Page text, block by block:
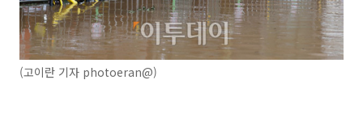
(고이란 기자 photoeran@)